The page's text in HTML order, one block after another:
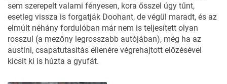
sem szerepelt valami fényesen, kora ősszel úgy tűnt,
esetleg vissza is forgatják Doohant, de végül maradt, és az
elmúlt néhány fordulóban már nem is teljesített olyan
rosszul (a mezőny legrosszabb autójában), még ha az
austini, csapatutasítás ellenére végrehajtott előzésével
kicsit ki is húzta a gyufát.